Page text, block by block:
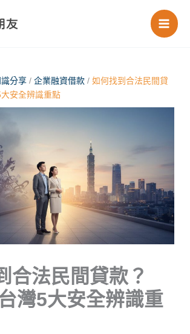
分享 /企業融資借款 /如何找到合法民間貸
安全辨識重點
合法民間貸款？
灣5大安全辨識重